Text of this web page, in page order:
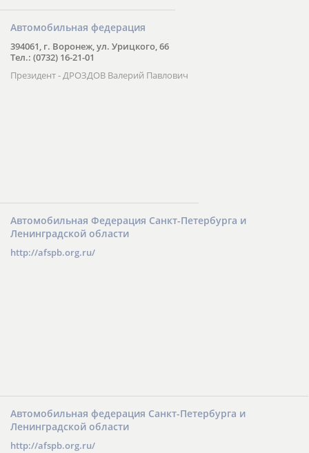
Автомобильная федерация
394061, г. Воронеж, ул. Урицкого, 66
Тел.: (0732) 16-21-01
Президент - ДРОЗДОВ Валерий Павлович
Автомобильная Федерация Санкт-Петербурга и
Ленинградской области
http://afspb.org.ru/
Автомобильная федерация Санкт-Петербурга и
Ленинградской области
http://afspb.org.ru/